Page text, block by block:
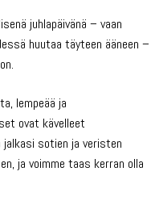
juhlapäivänä – vaan
huutaa täyteen ääneen –
lempeää ja
ovat kävelleet
jalkasi sotien ja veristen
ja voimme taas kerran olla